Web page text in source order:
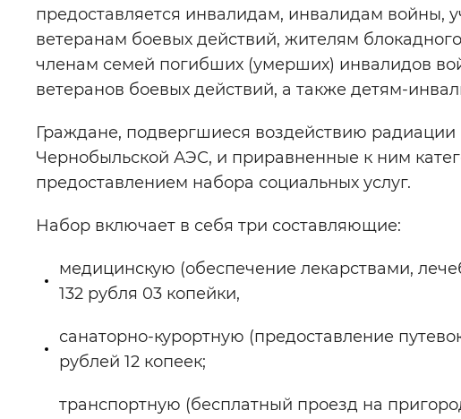
Вернуть стандартные настройки
предоставляется инвалидам, инвалидам войны,
ветеранам боевых действий, жителям
членам семей погибших (умерших) инвалидов
ветеранов боевых действий, а также детям-
Граждане, подвергшиеся воздействию
Чернобыльской АЭС, и приравненные к ним
предоставлением набора социальных услуг.
Набор включает в себя три составляющие:
медицинскую (обеспечение лекарствами,
132 рубля 03 копейки,
санаторно-курортную (предоставление
рублей 12 копеек;
транспортную (бесплатный проезд на